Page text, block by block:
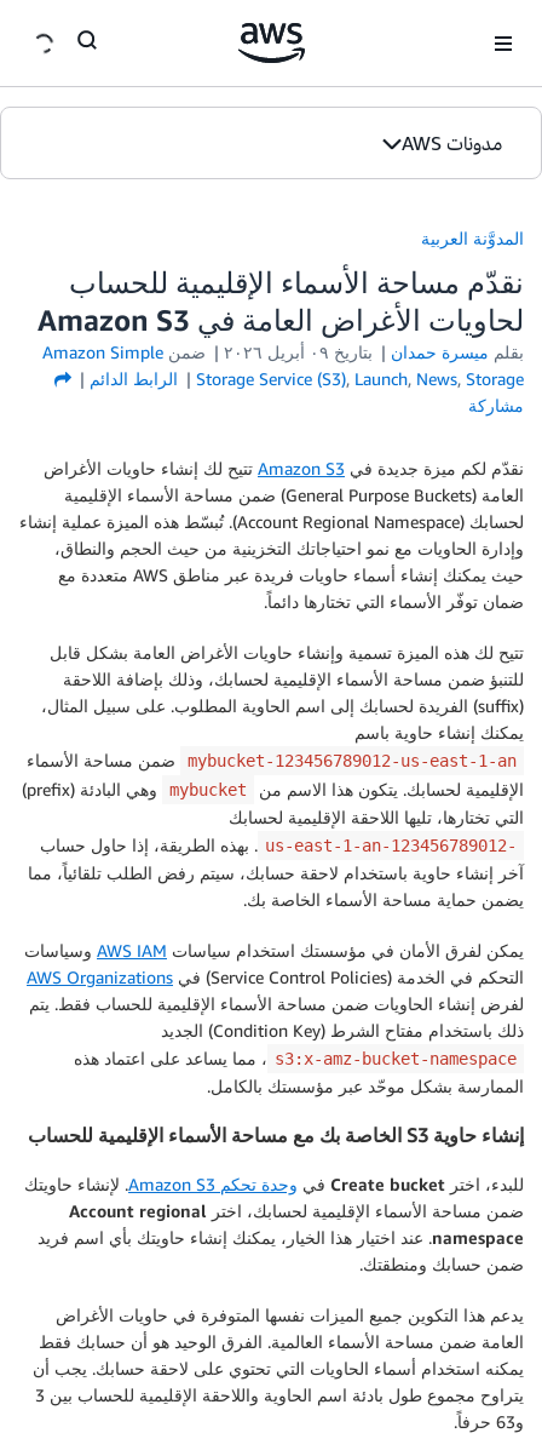
مدونات AWS
الصفحة الرئيسية
الإصدارات
المدوَّنة العربية
نقدّم مساحة الأسماء الإقليمية للحساب
لحاويات الأغراض العامة في Amazon S3
بقلم ميسرة حمدان بتاريخ ۰۹ أبريل ۲۰۲٦ ضمن Amazon Simple
Storage Service (S3), Launch, News, Storage
الرابط الدائم
مشاركة
نقدّم لكم ميزة جديدة في Amazon S3 تتيح لك إنشاء حاويات الأغراض
العامة (General Purpose Buckets) ضمن مساحة الأسماء الإقليمية
لحسابك (Account Regional Namespace). تُبسّط هذه الميزة عملية إنشاء
وإدارة الحاويات مع نمو احتياجاتك التخزينية من حيث الحجم والنطاق،
حيث يمكنك إنشاء أسماء حاويات فريدة عبر مناطق AWS متعددة مع
ضمان توفّر الأسماء التي تختارها دائماً.
تتيح لك هذه الميزة تسمية وإنشاء حاويات الأغراض العامة بشكل قابل
للتنبؤ ضمن مساحة الأسماء الإقليمية لحسابك، وذلك بإضافة اللاحقة
(suffix) الفريدة لحسابك إلى اسم الحاوية المطلوب. على سبيل المثال،
يمكنك إنشاء حاوية باسم
mybucket-123456789012-us-east-1-an
ضمن مساحة الأسماء
الإقليمية لحسابك. يتكون هذا الاسم من
mybucket
وهي البادئة (prefix)
التي تختارها، تليها اللاحقة الإقليمية لحسابك
-123456789012-us-east-1-an
. بهذه الطريقة، إذا حاول حساب
آخر إنشاء حاوية باستخدام لاحقة حسابك، سيتم رفض الطلب تلقائياً، مما
يضمن حماية مساحة الأسماء الخاصة بك.
يمكن لفرق الأمان في مؤسستك استخدام سياسات AWS IAM وسياسات
التحكم في الخدمة (Service Control Policies) في
AWS Organizations
لفرض إنشاء الحاويات ضمن مساحة الأسماء الإقليمية للحساب فقط. يتم
ذلك باستخدام مفتاح الشرط (Condition Key) الجديد
s3:x-amz-bucket-namespace ، مما يساعد على اعتماد هذه
الممارسة بشكل موحّد عبر مؤسستك بالكامل.
إنشاء حاوية S3 الخاصة بك مع مساحة الأسماء الإقليمية للحساب
للبدء، اختر Create bucket في وحدة تحكم Amazon S3
. لإنشاء حاويتك
ضمن مساحة الأسماء الإقليمية لحسابك، اختر Account regional
namespace. عند اختيار هذا الخيار، يمكنك إنشاء حاويتك بأي اسم فريد
ضمن حسابك ومنطقتك.
يدعم هذا التكوين جميع الميزات نفسها المتوفرة في حاويات الأغراض
العامة ضمن مساحة الأسماء العالمية. الفرق الوحيد هو أن حسابك فقط
يمكنه استخدام أسماء الحاويات التي تحتوي على لاحقة حسابك. يجب أن
يتراوح مجموع طول بادئة اسم الحاوية واللاحقة الإقليمية للحساب بين 3
و63 حرفاً.